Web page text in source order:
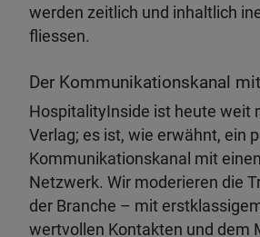
werden zeitlich und inhaltlich
fliessen.
Der Kommunikationskanal
HospitalityInside ist heute weit
Verlag; es ist, wie erwähnt, ein
Kommunikationskanal mit
Netzwerk. Wir moderieren die
der Branche – mit
wertvollen Kontakten und dem